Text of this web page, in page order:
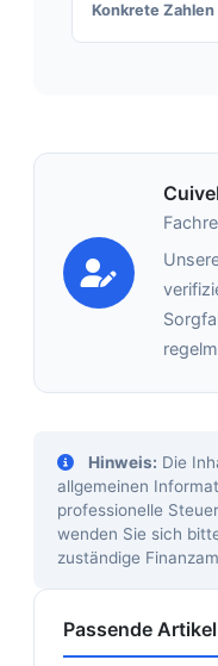
Konkrete
Hinweis: Die
allgemeinen
professionelle
wenden Sie sich
zuständige
Passende Artikel